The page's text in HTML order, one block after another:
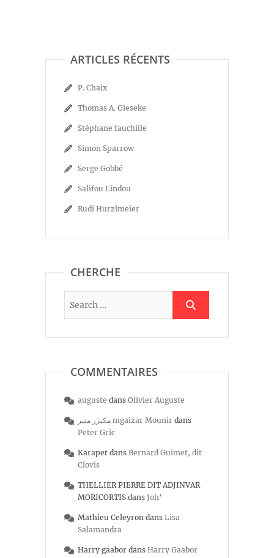
ARTICLES RÉCENTS
P. Chaix
Thomas A. Gieseke
Stéphane fauchille
Simon Sparrow
Serge Gobbé
Salifou Lindou
Rudi Hurzlmeier
CHERCHE
COMMENTAIRES
auguste dans Olivier Auguste
مكيزر منير mgaizar Mounir dans
Peter Gric
Karapet dans Bernard Guimet, dit
Clovis
THELLIER PIERRE DIT ADJINVAR
MORICORTIS dans Joh’
Mathieu Celeyron dans Lisa
Salamandra
Harry gaabor dans Harry Gaabor